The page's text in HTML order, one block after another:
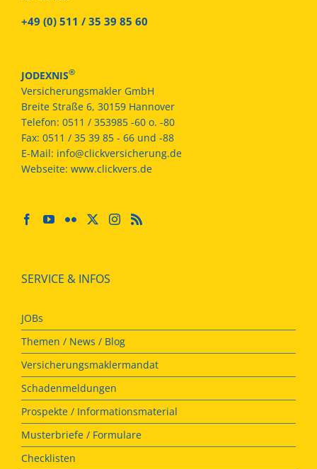
+49 (0) 511 / 35 39 85 60
JODEXNIS®
Versicherungsmakler GmbH
Breite Straße 6, 30159 Hannover
Telefon: 0511 / 353985 -60 o. -80
Fax: 0511 / 35 39 85 - 66 und -88
E-Mail: info@clickversicherung.de
Webseite: www.clickvers.de
SERVICE & INFOS
JOBs
Themen / News / Blog
Versicherungsmaklermandat
Schadenmeldungen
Prospekte / Informationsmaterial
Musterbriefe / Formulare
Checklisten